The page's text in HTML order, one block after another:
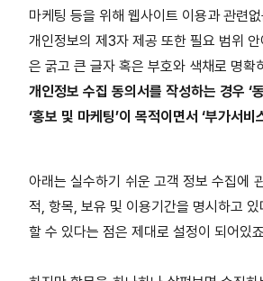
마케팅 등을 위해 웹사이트 이용과 관련
개인정보의 제3자 제공 또한 필요 범위
은 굵고 큰 글자 혹은 부호와 색채로 명확
개인정보 수집 동의서를 작성하는 경우 ‘
‘홍보 및 마케팅’이 목적이면서 ‘부가서
아래는 실수하기 쉬운 고객 정보 수집에
적, 항목, 보유 및 이용기간을 명시하고
할 수 있다는 점은 제대로 설정이 되어있